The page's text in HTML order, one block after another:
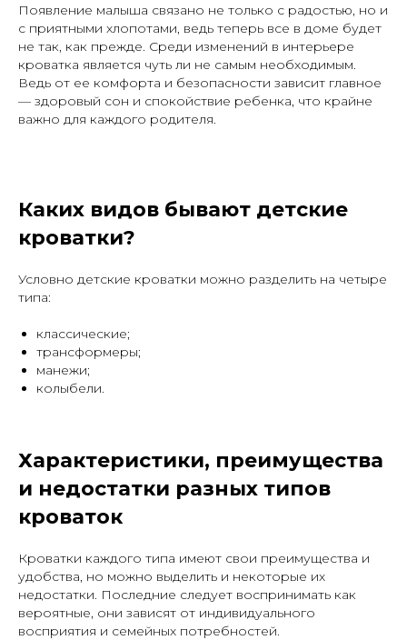
Появление малыша связано не только с радостью, но и
с приятными хлопотами, ведь теперь все в доме будет
не так, как прежде. Среди изменений в интерьере
кроватка является чуть ли не самым необходимым.
Ведь от ее комфорта и безопасности зависит главное
— здоровый сон и спокойствие ребенка, что крайне
важно для каждого родителя.
Каких видов бывают детские
кроватки?
Условно детские кроватки можно разделить на четыре
типа:
классические;
трансформеры;
манежи;
колыбели.
Характеристики, преимущества
и недостатки разных типов
кроваток
Кроватки каждого типа имеют свои преимущества и
удобства, но можно выделить и некоторые их
недостатки. Последние следует воспринимать как
вероятные, они зависят от индивидуального
восприятия и семейных потребностей.